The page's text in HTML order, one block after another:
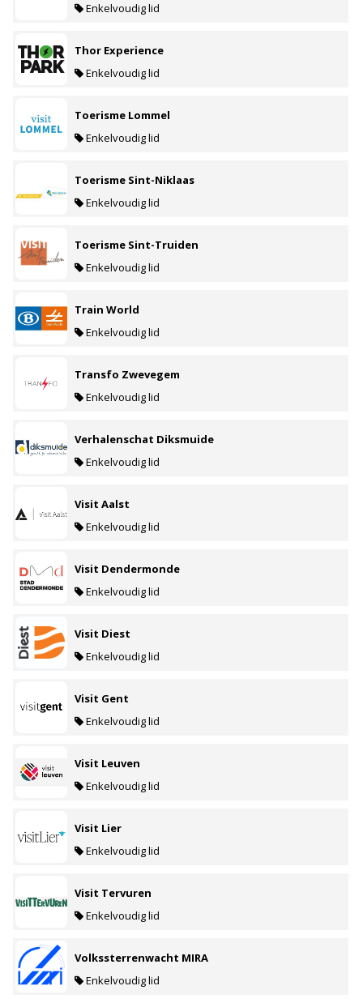
Enkelvoudig lid
Thor Experience
Enkelvoudig lid
Toerisme Lommel
Enkelvoudig lid
Toerisme Sint-Niklaas
Enkelvoudig lid
Toerisme Sint-Truiden
Enkelvoudig lid
Train World
Enkelvoudig lid
Transfo Zwevegem
Enkelvoudig lid
Verhalenschat Diksmuide
Enkelvoudig lid
Visit Aalst
Enkelvoudig lid
Visit Dendermonde
Enkelvoudig lid
Visit Diest
Enkelvoudig lid
Visit Gent
Enkelvoudig lid
Visit Leuven
Enkelvoudig lid
Visit Lier
Enkelvoudig lid
Visit Tervuren
Enkelvoudig lid
Volkssterrenwacht MIRA
Enkelvoudig lid